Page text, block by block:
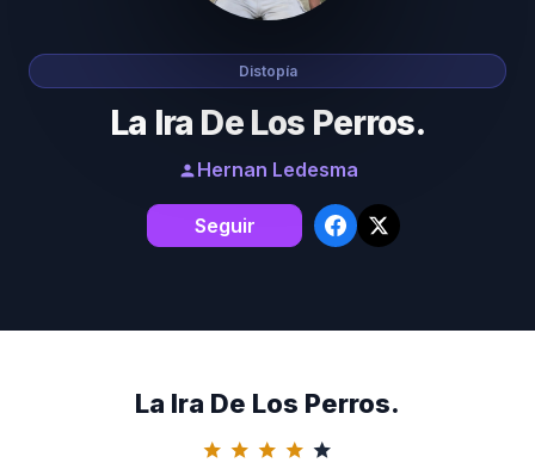
Distopía
La Ira De Los Perros.
personHernan Ledesma
Seguir
La Ira De Los Perros.
star star star star star